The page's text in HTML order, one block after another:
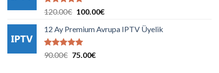
5 üzerinden
aldı
120.00€ Orijinal
120.00€.
100.00€Şu
fiyat:
12 Ay Premium Avrupa IPTV Üyelik
5 üzerinden
90.00€ Orijinal
75.00€Şu